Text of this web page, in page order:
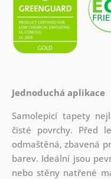
Jednoduchá aplikace
Samolepicí tapety
čisté povrchy. Před
odmaštěná, zbavená
barev. Ideální jsou
nebo stěny natřené